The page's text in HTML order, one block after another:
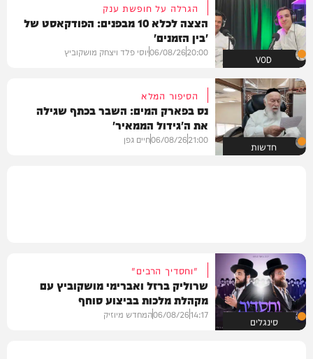
VOD
הגרלה על חופשת ענק
הצצה לכלא 10 מבפנים: הפודקאסט של
'בין הזמנים'
20:00
06/08/26יוסי פלד ויצחק מושקוביץ
חדשות
הסיפור המלא
נס בפארק המים: השבר בכתף שגילה
את ה'גידול הממאיר'
21:00
06/08/26חיים גפן
סינגלים
"וחסדיך הרבים"
שרוליק ברזל ואברימי מושקוביץ עם
מקהלת מלכות בביצוע סוחף
14:17
06/08/26המחדש מיוזיק